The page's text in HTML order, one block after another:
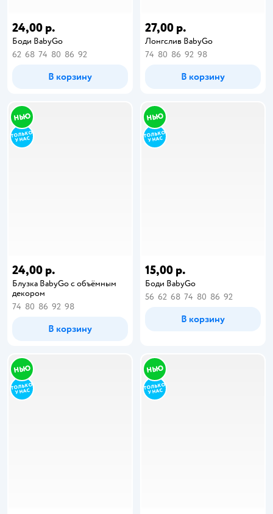
24,00 р.
Боди BabyGo
62 68 74 80 86 92
В корзину
27,00 р.
Лонгслив BabyGo
74 80 86 92 98
В корзину
24,00 р.
Блузка BabyGо с объёмным
декором
74 80 86 92 98
В корзину
15,00 р.
Боди BabyGo
56 62 68 74 80 86 92
В корзину